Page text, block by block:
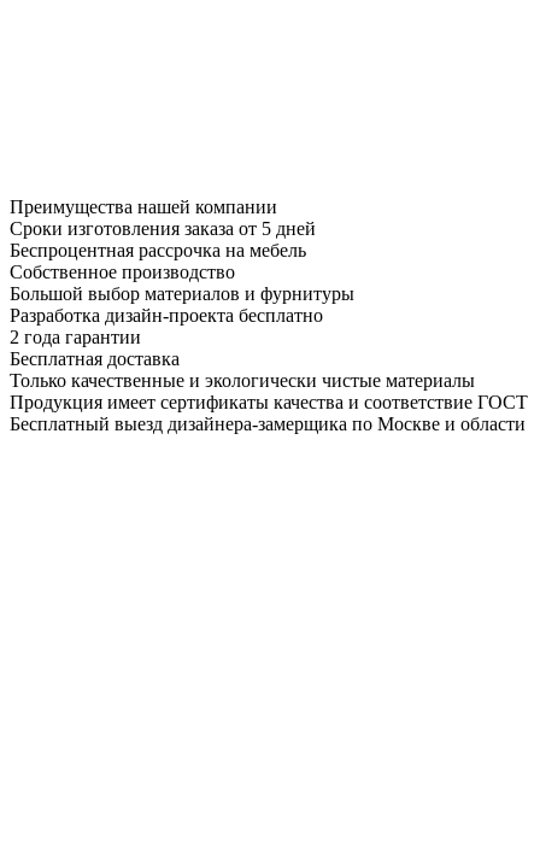
Преимущества нашей компании
Сроки изготовления заказа от 5 дней
Беспроцентная рассрочка на мебель
Собственное производство
Большой выбор материалов и фурнитуры
Разработка дизайн-проекта бесплатно
2 года гарантии
Бесплатная доставка
Только качественные и экологически чистые материалы
Продукция имеет сертификаты качества и соответствие ГОСТ
Бесплатный выезд дизайнера-замерщика по Москве и области